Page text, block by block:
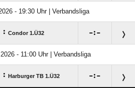
- 19:30 Uhr | Verbandsliga
: Condor 1.Ü32 :
- 11:00 Uhr | Verbandsliga
: Harburger TB 1.Ü32 :